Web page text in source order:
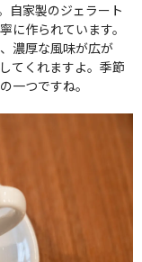
自家製のジェラート
に作られています。
濃厚な風味が広が
てくれますよ。季節
一つですね。